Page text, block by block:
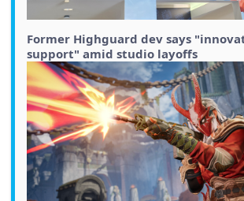
Former Highguard dev says
support" amid studio layoffs